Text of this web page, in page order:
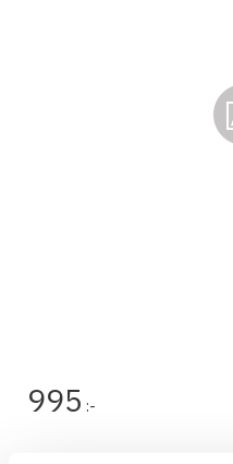
995 :-